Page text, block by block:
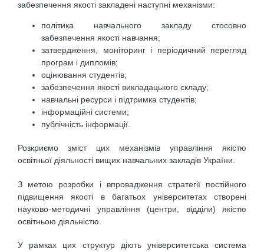
забезпечення якості закладені на­ступні механізми:
політика навчального закладу стосовно
забезпечення якості навчання;
затвердження, моніторинг і періодичний перегляд
програм і дипломів;
оцінювання студентів;
забезпечення якості викладацького складу;
навчальні ресурси і підтримка студентів;
інформаційні системи;
публічність інформації.
Розкриємо зміст цих механізмів управління якістю
освітньої діяльності вищих навчальних за­кладів України.
З метою розробки і впровадження стратегії постійного
підвищення якості в багатьох універси­тетах створені
науково-методичні управління (центри, відділи) якістю
освітньою діяльністю.
У рамках цих структур діють університетська система